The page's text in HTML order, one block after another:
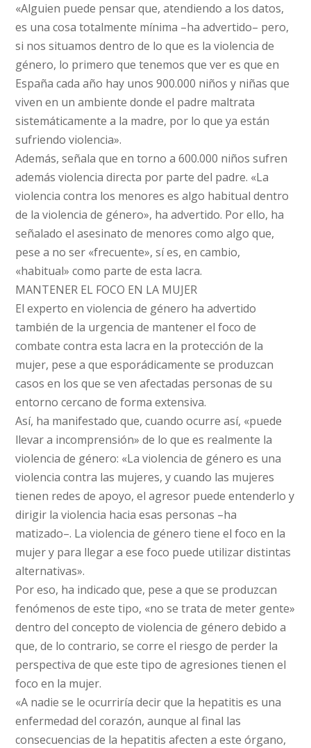
«Alguien puede pensar que, atendiendo a los datos,
es una cosa totalmente mínima –ha advertido– pero,
si nos situamos dentro de lo que es la violencia de
género, lo primero que tenemos que ver es que en
España cada año hay unos 900.000 niños y niñas que
viven en un ambiente donde el padre maltrata
sistemáticamente a la madre, por lo que ya están
sufriendo violencia».
Además, señala que en torno a 600.000 niños sufren
además violencia directa por parte del padre. «La
violencia contra los menores es algo habitual dentro
de la violencia de género», ha advertido. Por ello, ha
señalado el asesinato de menores como algo que,
pese a no ser «frecuente», sí es, en cambio,
«habitual» como parte de esta lacra.
MANTENER EL FOCO EN LA MUJER
El experto en violencia de género ha advertido
también de la urgencia de mantener el foco de
combate contra esta lacra en la protección de la
mujer, pese a que esporádicamente se produzcan
casos en los que se ven afectadas personas de su
entorno cercano de forma extensiva.
Así, ha manifestado que, cuando ocurre así, «puede
llevar a incomprensión» de lo que es realmente la
violencia de género: «La violencia de género es una
violencia contra las mujeres, y cuando las mujeres
tienen redes de apoyo, el agresor puede entenderlo y
dirigir la violencia hacia esas personas –ha
matizado–. La violencia de género tiene el foco en la
mujer y para llegar a ese foco puede utilizar distintas
alternativas».
Por eso, ha indicado que, pese a que se produzcan
fenómenos de este tipo, «no se trata de meter gente»
dentro del concepto de violencia de género debido a
que, de lo contrario, se corre el riesgo de perder la
perspectiva de que este tipo de agresiones tienen el
foco en la mujer.
«A nadie se le ocurriría decir que la hepatitis es una
enfermedad del corazón, aunque al final las
consecuencias de la hepatitis afecten a este órgano,